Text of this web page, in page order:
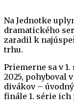
Na Jednotke
dramatického
zaradil k
trhu.
Priemerne sa v
2025,
divákov –
finále 1. série